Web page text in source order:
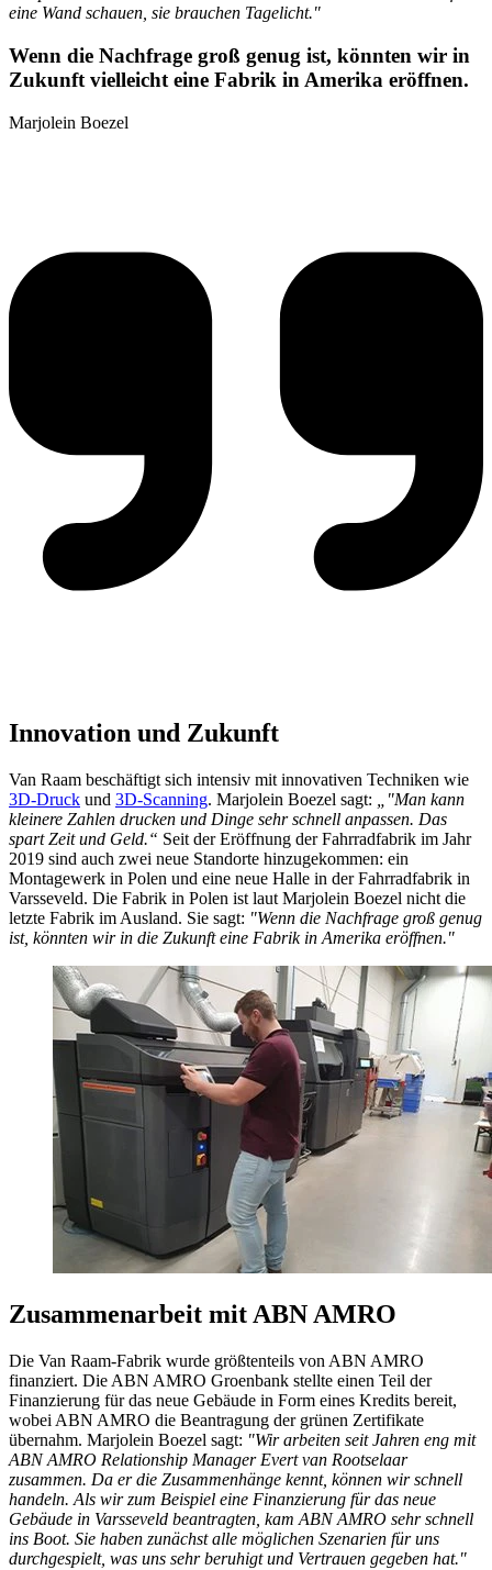
eine Wand schauen, sie brauchen Tagelicht."
Wenn die Nachfrage groß genug ist, könnten wir in
Zukunft vielleicht eine Fabrik in Amerika eröffnen.
Marjolein Boezel
Innovation und Zukunft
Van Raam beschäftigt sich intensiv mit innovativen Techniken wie
3D-Druck und 3D-Scanning. Marjolein Boezel sagt:
„"Man kann
kleinere Zahlen drucken und Dinge sehr schnell anpassen. Das
spart Zeit und Geld.“ Seit der Eröffnung der Fahrradfabrik im Jahr
2019 sind auch zwei neue Standorte hinzugekommen: ein
Montagewerk in Polen und eine neue Halle in der Fahrradfabrik in
Varsseveld. Die Fabrik in Polen ist laut Marjolein Boezel nicht die
letzte Fabrik im Ausland. Sie sagt: "Wenn die Nachfrage groß genug
ist, könnten wir in die Zukunft eine Fabrik in Amerika eröffnen."
Zusammenarbeit mit ABN AMRO
Die Van Raam-Fabrik wurde größtenteils von ABN AMRO
finanziert. Die ABN AMRO Groenbank stellte einen Teil der
Finanzierung für das neue Gebäude in Form eines Kredits bereit,
wobei ABN AMRO die Beantragung der grünen Zertifikate
übernahm. Marjolein Boezel sagt: "Wir arbeiten seit Jahren eng mit
ABN AMRO Relationship Manager Evert van Rootselaar
zusammen. Da er die Zusammenhänge kennt, können wir schnell
handeln. Als wir zum Beispiel eine Finanzierung für das neue
Gebäude in Varsseveld beantragten, kam ABN AMRO sehr schnell
ins Boot. Sie haben zunächst alle möglichen Szenarien für uns
durchgespielt, was uns sehr beruhigt und Vertrauen gegeben hat."